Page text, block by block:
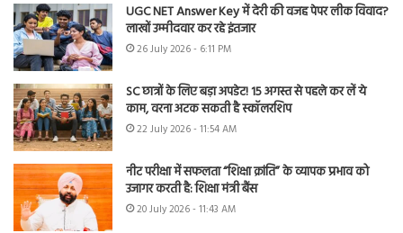
UGC NET Answer Key में देरी की वजह पेपर लीक विवाद?
लाखों उम्मीदवार कर रहे इंतजार
26 July 2026 - 6:11 PM
SC छात्रों के लिए बड़ा अपडेट! 15 अगस्त से पहले कर लें ये
काम, वरना अटक सकती है स्कॉलरशिप
22 July 2026 - 11:54 AM
नीट परीक्षा में सफलता “शिक्षा क्रांति” के व्यापक प्रभाव को
उजागर करती है: शिक्षा मंत्री बैंस
20 July 2026 - 11:43 AM